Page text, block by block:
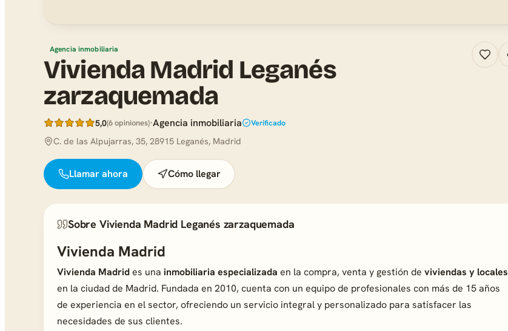
Agencia inmobiliaria
Vivienda Madrid Leganés
zarzaquemada
5,0(6 opiniones)·Agencia inmobiliaria Verificado
C. de las Alpujarras, 35, 28915 Leganés, Madrid
Llamar ahora Cómo llegar
Sobre Vivienda Madrid Leganés zarzaquemada
Vivienda Madrid
Vivienda Madrides una inmobiliaria especializada en la compra, venta y gestión de viviendas y locales
en la ciudad de Madrid. Fundada en 2010, cuenta con un equipo de profesionales con más de 15 años
de experiencia en el sector, ofreciendo un servicio integral y personalizado para satisfacer las
necesidades de sus clientes.